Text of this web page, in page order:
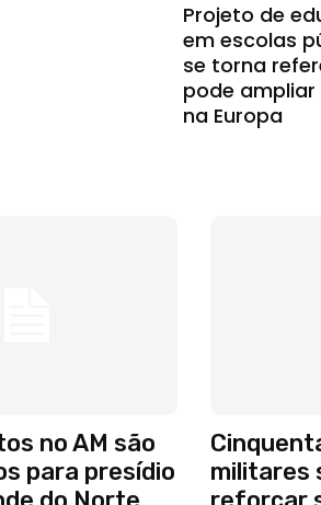
Projeto de
em escolas
se torna
pode ampliar
na Europa
no AM são
para presídio
militares